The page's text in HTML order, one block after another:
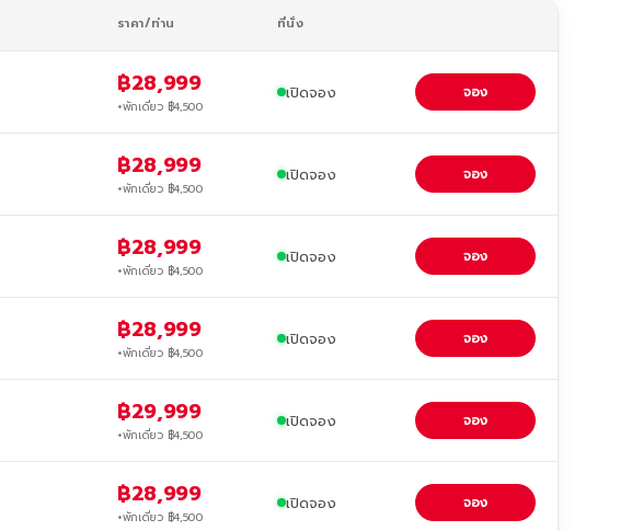
ราคา/ท่าน ที่นั่ง
฿28,999
+พักเดี่ยว ฿4,500
เปิดจอง จอง
฿28,999
+พักเดี่ยว ฿4,500
เปิดจอง จอง
฿28,999
+พักเดี่ยว ฿4,500
เปิดจอง จอง
฿28,999
+พักเดี่ยว ฿4,500
เปิดจอง จอง
฿29,999
+พักเดี่ยว ฿4,500
เปิดจอง จอง
฿28,999
+พักเดี่ยว ฿4,500
เปิดจอง จอง